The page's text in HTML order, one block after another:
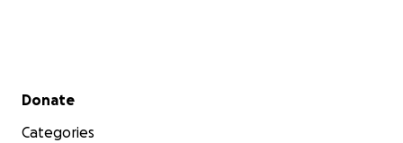
Secondary menu
Donate
Categories